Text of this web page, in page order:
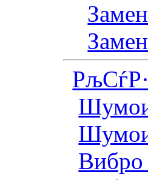
Вибро